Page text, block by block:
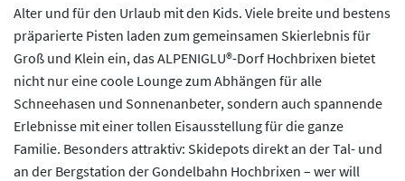
Alter und für den Urlaub mit den Kids. Viele breite und bestens
präparierte Pisten laden zum gemeinsamen Skierlebnis für
Groß und Klein ein, das ALPENIGLU®-Dorf Hochbrixen bietet
nicht nur eine coole Lounge zum Abhängen für alle
Schneehasen und Sonnenanbeter, sondern auch spannende
Erlebnisse mit einer tollen Eisausstellung für die ganze
Familie. Besonders attraktiv: Skidepots direkt an der Tal- und
an der Bergstation der Gondelbahn Hochbrixen – wer will